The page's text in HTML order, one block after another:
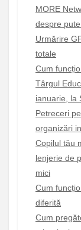
MORE
despre
Urmărire
totale
Cum
Târgul
ianuarie, la
Petreceri
organizări
Copilul tău
lenjerie de
mici
Cum
diferită
Cum